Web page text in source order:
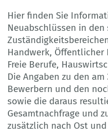
Hier finden Sie
Neuabschlüssen in den
Handwerk,
Freie Berufe,
Die Angaben zu den
Bewerbern und den
sowie die daraus
Gesamtnachfrage und
zusätzlich nach Ost